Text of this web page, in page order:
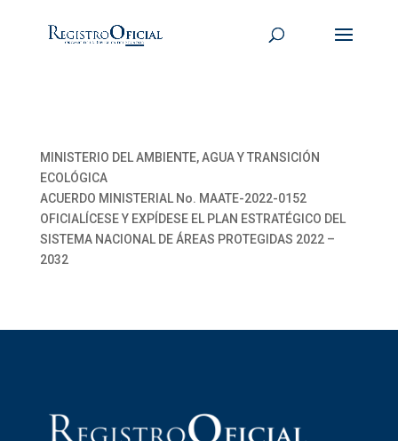
MINISTERIO DEL AMBIENTE, AGUA Y TRANSICIÓN
ECOLÓGICA
ACUERDO MINISTERIAL No. MAATE-2022-0152
OFICIALÍCESE Y EXPÍDESE EL PLAN ESTRATÉGICO DEL
SISTEMA NACIONAL DE ÁREAS PROTEGIDAS 2022 –
2032